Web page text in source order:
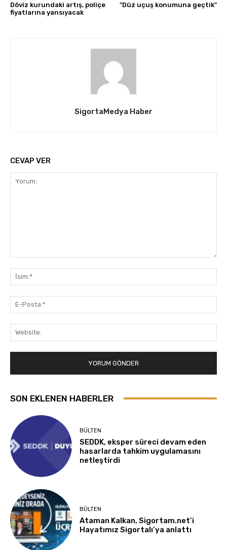
Döviz kurundaki artış, poliçe
fiyatlarına yansıyacak
"Düz uçuş konumuna geçtik"
SigortaMedya Haber
CEVAP VER
SON EKLENEN HABERLER
BÜLTEN
SEDDK, eksper süreci devam eden
hasarlarda tahkim uygulamasını
netleştirdi
BÜLTEN
Ataman Kalkan, Sigortam.net’i
Hayatımız Sigortalı’ya anlattı